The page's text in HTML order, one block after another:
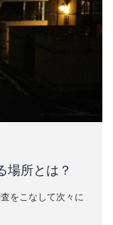
場所とは？
をこなして次々に